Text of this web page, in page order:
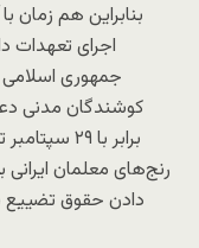
بنابراین هم زمان
اجرای تعهدات
جمهوری
رنج‌های معلمان ایرانی
دادن حقوق تضییع